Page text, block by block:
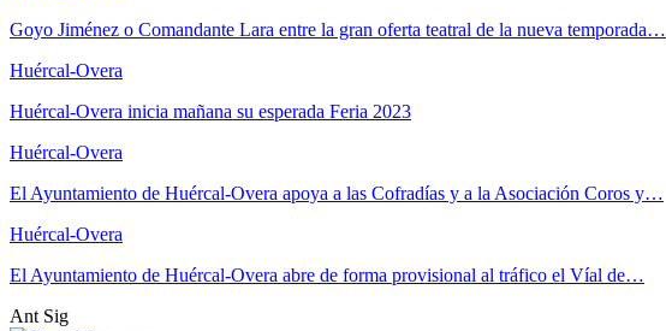
Goyo Jiménez o Comandante Lara entre la gran oferta teatral de la nueva temporada…
Huércal-Overa
Huércal-Overa inicia mañana su esperada Feria 2023
Huércal-Overa
El Ayuntamiento de Huércal-Overa apoya a las Cofradías y a la Asociación Coros y…
Huércal-Overa
El Ayuntamiento de Huércal-Overa abre de forma provisional al tráfico el Víal de…
Ant Sig